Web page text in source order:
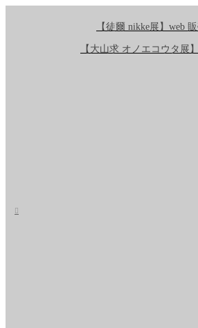
【徒爾 nikke展】web
【大山求 オノエコウタ展